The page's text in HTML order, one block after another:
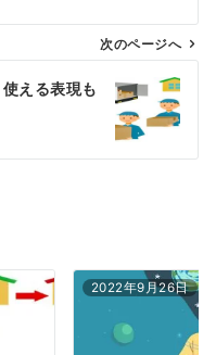
次のページへ
える表現も
2022年9月26日